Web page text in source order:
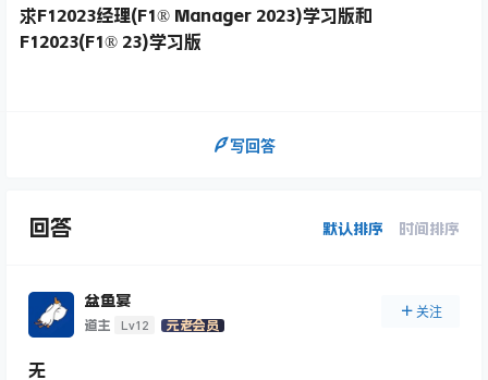
求F12023经理(F1® Manager 2023)学习版和
F12023(F1® 23)学习版
写回答
回答 默认排序 时间排序
盆鱼宴
道主 Lv12 元老会员
关注
无